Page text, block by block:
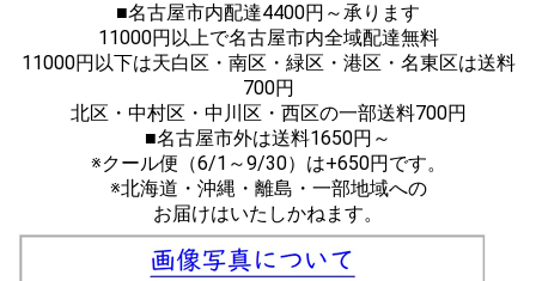
■名古屋市内配達4400円～承ります
11000円以上で名古屋市内全域配達無料
11000円以下は天白区・南区・緑区・港区・名東区は送料
700円
北区・中村区・中川区・西区の一部送料700円
■名古屋市外は送料1650円～
※クール便（6/1～9/30）は+650円です。
※北海道・沖縄・離島・一部地域への
お届けはいたしかねます。